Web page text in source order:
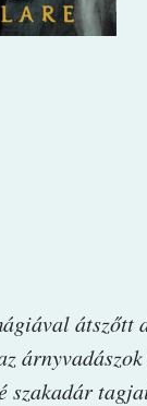
átszőtt
szakadár